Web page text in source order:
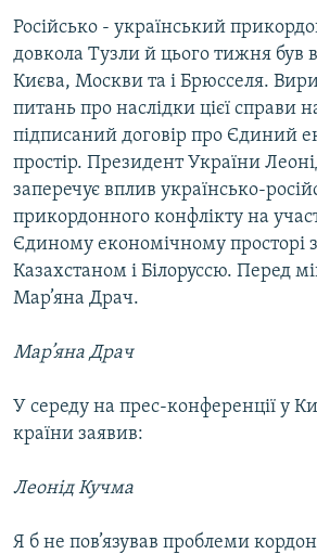
СПЕЦПРОЄКТИ
ПОДКАСТИ
КРИМ РЕАЛІЇ
РУС
УКР
КТАТ
ДОЛУЧАЙСЯ!
Усі сайти RFE/RL
Російсько - український
довкола Тузли й цього тижня був
Києва, Москви та і Брюсселя.
питань про наслідки цієї справи
підписаний договір про Єдиний
простір. Президент України
заперечує вплив українсько-
прикордонного конфлікту на
Єдиному економічному просторі
Казахстаном і Білоруссю. Перед
Мар’яна Драч.
Мар’яна Драч
У середу на прес-конференції у
країни заявив:
Леонід Кучма
Я б не пов’язував проблеми